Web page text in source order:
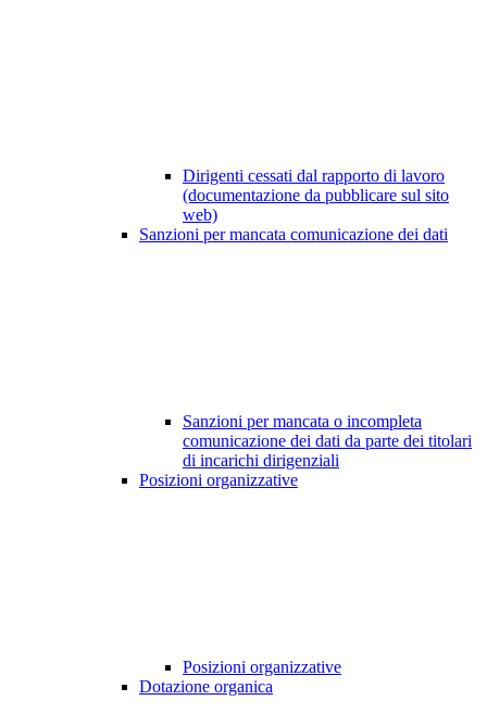
Dirigenti cessati dal rapporto di lavoro
(documentazione da pubblicare sul sito
web)
Sanzioni per mancata comunicazione dei dati
Sanzioni per mancata o incompleta
comunicazione dei dati da parte dei titolari
di incarichi dirigenziali
Posizioni organizzative
Posizioni organizzative
Dotazione organica